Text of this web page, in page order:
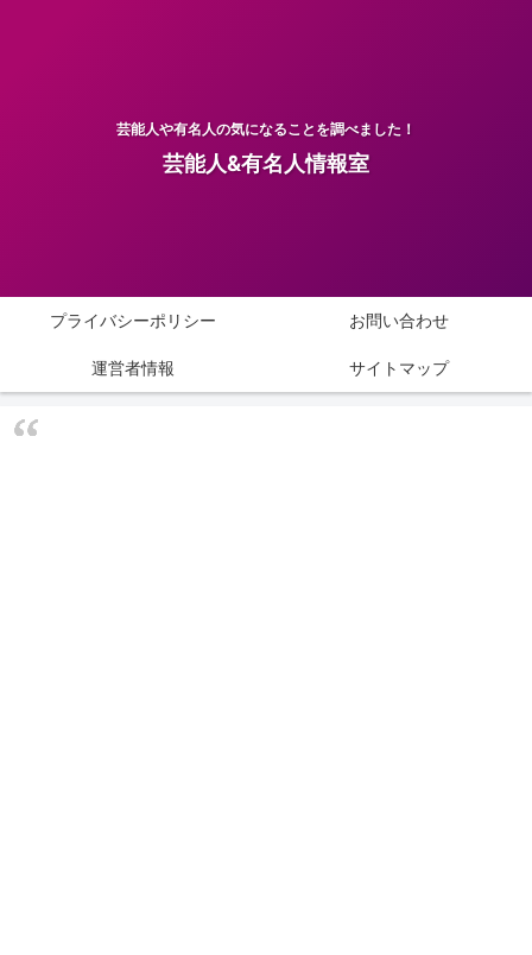
芸能人や有名人の気になることを調べました！
芸能人&有名人情報室
プライバシーポリシー お問い合わせ
運営者情報 サイトマップ